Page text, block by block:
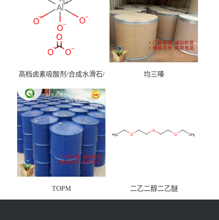
高档卤素吸酸剂/合成水滑石/
均三嗪
TOPM 二乙二醇二乙醚